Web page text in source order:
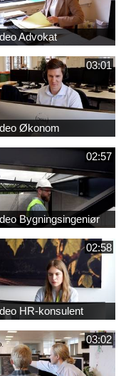
Advokat
03:01
Økonom
02:57
Bygningsingeniør
02:58
HR-konsulent
03:02